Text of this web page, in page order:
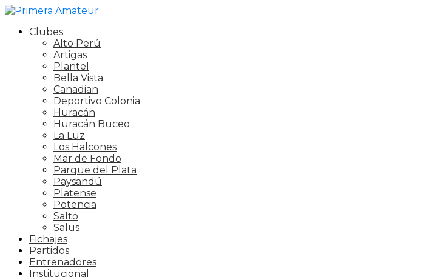
Clubes
Alto Perú
Artigas
Plantel
Bella Vista
Canadian
Deportivo Colonia
Huracán
Huracán Buceo
La Luz
Los Halcones
Mar de Fondo
Parque del Plata
Paysandú
Platense
Potencia
Salto
Salus
Fichajes
Partidos
Entrenadores
Institucional